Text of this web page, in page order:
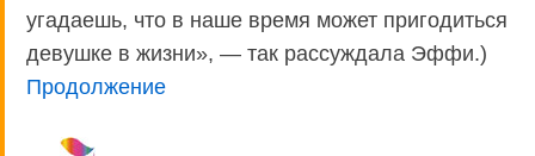
угадаешь, что в наше время может пригодиться
девушке в жизни», — так рассуждала Эффи.)
Продолжение